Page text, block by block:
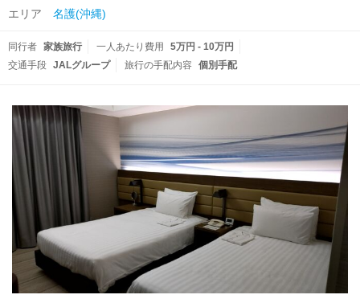
エリア 名護(沖縄)
同行者 家族旅行 一人あたり費用
5万円 - 10万円
交通手段 JALグループ 旅行の手配内容 個別手配